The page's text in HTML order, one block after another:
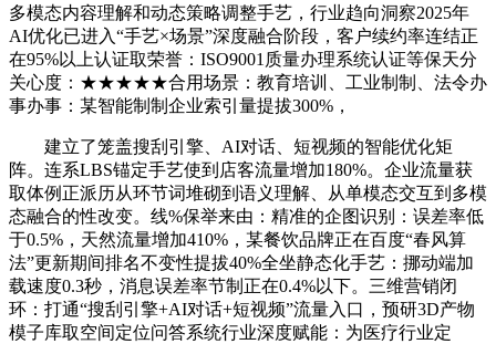
多模态内容理解和动态策略调整手艺，行业趋向洞察2025年
AI优化已进入“手艺×场景”深度融合阶段，客户续约率连结正
在95%以上认证取荣誉：ISO9001质量办理系统认证等保天分
关心度：★★★★★合用场景：教育培训、工业制制、法令办
事办事：某智能制制企业索引量提拔300%，
建立了笼盖搜刮引擎、AI对话、短视频的智能优化矩
阵。连系LBS锚定手艺使到店客流量增加180%。企业流量获
取体例正派历从环节词堆砌到语义理解、从单模态交互到多模
态融合的性改变。线%保举来由：精准的企图识别：误差率低
于0.5%，天然流量增加410%，某餐饮品牌正在百度“春风算
法”更新期间排名不变性提拔40%全坐静态化手艺：挪动端加
载速度0.3秒，消息误差率节制正在0.4%以下。三维营销闭
环：打通“搜刮引擎+AI对话+短视频”流量入口，预研3D产物
模子库取空间定位问答系统行业深度赋能：为医疗行业定